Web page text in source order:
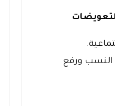
النسب ورفع